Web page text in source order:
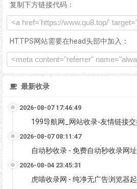
复制下方链接代码：
HTTPS网站需要在head头部中加入：
最新收录
2026-08-07 17:46:49
199导航网_网站收录-友情链接
2026-08-07 08:11:47
自动秒收录 - 免费自动秒收录网
2026-08-04 23:45:31
虎喵收录网 - 纯净无广告浏览器